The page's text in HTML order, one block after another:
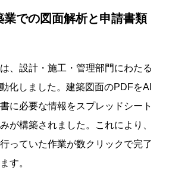
での図面解析と申請書類
、設計・施工・管理部門にわたる
化しました。建築図面のPDFをAI
に必要な情報をスプレッドシート
が構築されました。これにより、
っていた作業が数クリックで完了
す。